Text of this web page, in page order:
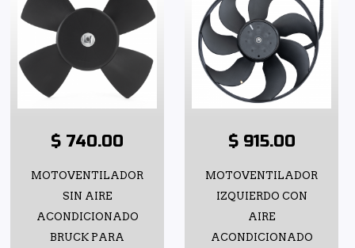
$ 740.00
MOTOVENTILADOR
SIN AIRE
ACONDICIONADO
BRUCK PARA
$ 915.00
MOTOVENTILADOR
IZQUIERDO CON
AIRE
ACONDICIONADO